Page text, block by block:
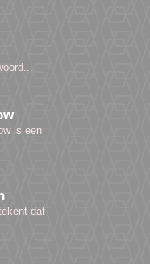
is een
dat